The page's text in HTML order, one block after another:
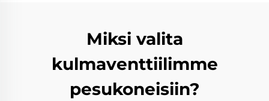
Miksi valita
kulmaventtiilimme
pesukoneisiin?